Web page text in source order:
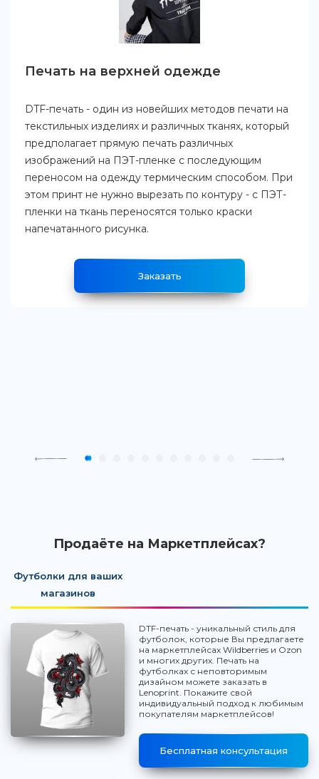
Печать на верхней одежде
DTF-печать - один из новейших методов печати на
текстильных изделиях и различных тканях, который
предполагает прямую печать различных
изображений на ПЭТ-пленке с последующим
переносом на одежду термическим способом. При
этом принт не нужно вырезать по контуру - с ПЭТ-
пленки на ткань переносятся только краски
напечатанного рисунка.
Заказать
Продаёте на Маркетплейсах?
Футболки для ваших
магазинов
DTF-печать - уникальный стиль для
футболок, которые Вы предлагаете
на маркетплейсах Wildberries и Ozon
и многих других. Печать на
футболках с неповторимым
дизайном можете заказать в
Lenoprint. Покажите свой
индивидуальный подход к любимым
покупателям маркетплейсов!
Бесплатная консультация